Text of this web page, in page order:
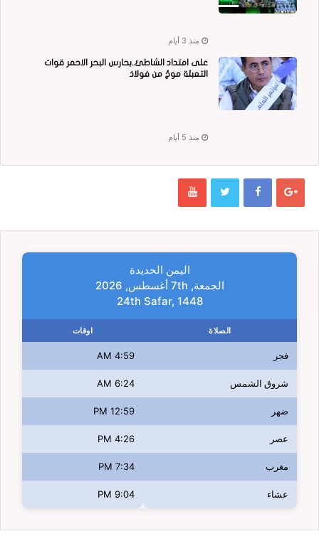
منذ 3 أيام
على امتداد الشاطئ..بحارس البحر الاحمر قوات
التعبئة موجٌ من فولاذ
منذ 5 أيام
اليمن الحديدة
الجمعة, 7th أغسطس, 2026
24th Safar, 1448
الصلاة اوقات
فجر 4:59 AM
شروق الشمس 6:24 AM
ضهر 12:59 PM
عصر 4:26 PM
مغرب 7:34 PM
عشاء 9:04 PM